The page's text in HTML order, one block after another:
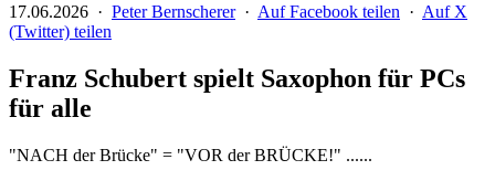
17.06.2026 · Peter Bernscherer· Auf Facebook teilen · Auf X
(Twitter) teilen
Franz Schubert spielt Saxophon für PCs
für alle
"NACH der Brücke" = "VOR der BRÜCKE!" ......